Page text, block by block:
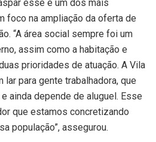
esse é um dos mais
foco na ampliação da oferta de
“A área social sempre foi um
assim como a habitação e
prioridades de atuação. A Vila
para gente trabalhadora, que
ainda depende de aluguel. Esse
que estamos concretizando
população”, assegurou.